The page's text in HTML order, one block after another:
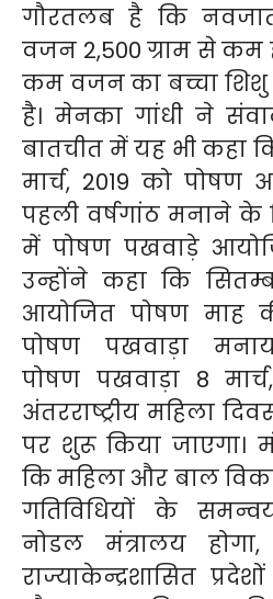
गौरतलब है कि
वजन 2,500 ग्राम से कम
कम वजन का बच्चा शिशु
है। मेनका गांधी ने
बातचीत में यह भी कहा
मार्च, 2019 को पोषण
पहली वर्षगांठ मनाने
में पोषण पखवाड़े
उन्होंने कहा कि
आयोजित पोषण माह
पोषण पखवाड़ा
पोषण पखवाड़ा 8
अंतरराष्ट्रीय महिला
पर शुरू किया जाएगा।
कि महिला और बाल
गतिविधियों के
नोडल मंत्रालय
राज्याकेन्द्रशासित